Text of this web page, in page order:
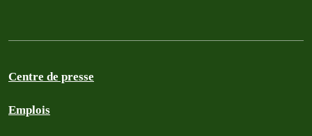
Centre de presse
Emplois